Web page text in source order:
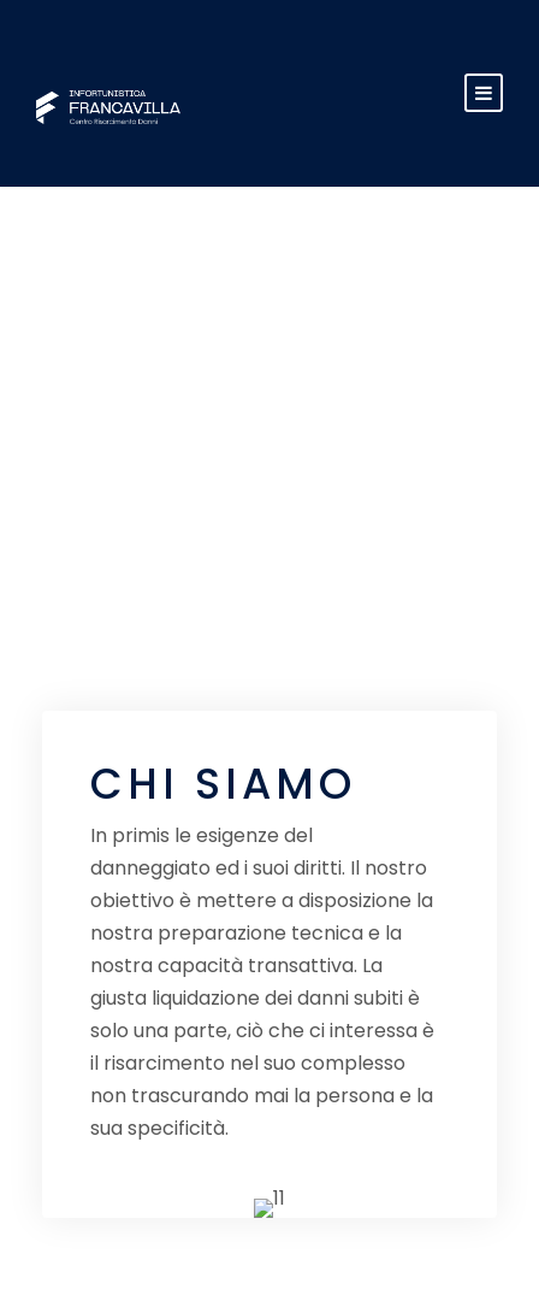
CHI SIAMO
In primis le esigenze del
danneggiato ed i suoi diritti. Il nostro
obiettivo è mettere a disposizione la
nostra preparazione tecnica e la
nostra capacità transattiva. La
giusta liquidazione dei danni subiti è
solo una parte, ciò che ci interessa è
il risarcimento nel suo complesso
non trascurando mai la persona e la
sua specificità.